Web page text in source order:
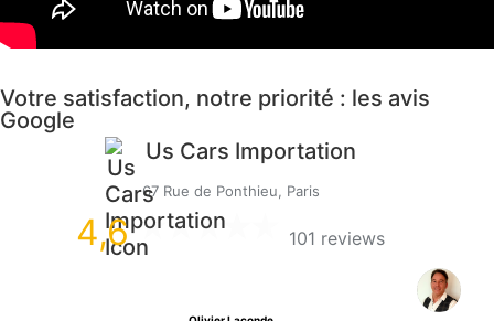
Votre satisfaction, notre priorité : les avis
Google
Us Cars Importation
67 Rue de Ponthieu, Paris
4,6 101 reviews